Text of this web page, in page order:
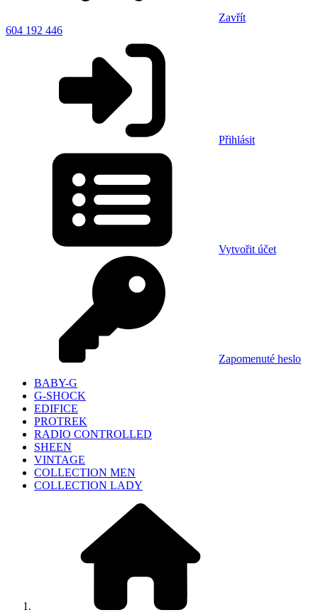
Zavřít
604 192 446
Přihlásit
Vytvořit účet
Zapomenuté heslo
BABY-G
G-SHOCK
EDIFICE
PROTREK
RADIO CONTROLLED
SHEEN
VINTAGE
COLLECTION MEN
COLLECTION LADY